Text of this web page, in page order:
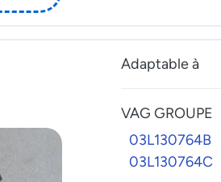
NISSAN
Adaptable à
VAG GROUPE
03L130764B
03L130764C